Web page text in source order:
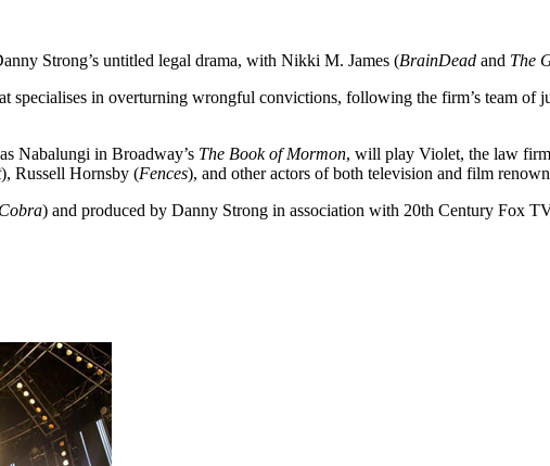
Strong’s untitled legal drama, with Nikki M. James (BrainDead and The
specialises in overturning wrongful convictions, following the firm’s team of
Nabalungi in Broadway’s The Book of Mormon, will play Violet, the law
), Russell Hornsby (Fences), and other actors of both television and film
) and produced by Danny Strong in association with 20th Century Fox